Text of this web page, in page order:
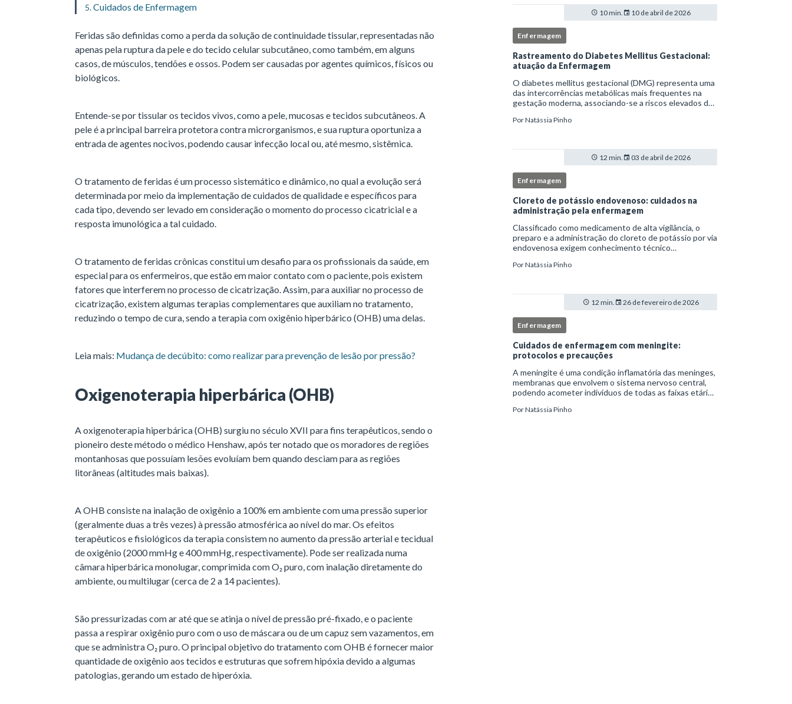
Cuidados de Enfermagem
Feridas são definidas como a perda da solução de continuidade tissular, representadas não
apenas pela ruptura da pele e do tecido celular subcutâneo, como também, em alguns
casos, de músculos, tendões e ossos. Podem ser causadas por agentes químicos, físicos ou
biológicos.
Entende-se por tissular os tecidos vivos, como a pele, mucosas e tecidos subcutâneos. A
pele é a principal barreira protetora contra microrganismos, e sua ruptura oportuniza a
entrada de agentes nocivos, podendo causar infecção local ou, até mesmo, sistêmica.
O tratamento de feridas é um processo sistemático e dinâmico, no qual a evolução será
determinada por meio da implementação de cuidados de qualidade e específicos para
cada tipo, devendo ser levado em consideração o momento do processo cicatricial e a
resposta imunológica a tal cuidado.
O tratamento de feridas crônicas constitui um desafio para os profissionais da saúde, em
especial para os enfermeiros, que estão em maior contato com o paciente, pois existem
fatores que interferem no processo de cicatrização. Assim, para auxiliar no processo de
cicatrização, existem algumas terapias complementares que auxiliam no tratamento,
reduzindo o tempo de cura, sendo a terapia com oxigênio hiperbárico (OHB) uma delas.
Leia mais: Mudança de decúbito: como realizar para prevenção de lesão por pressão?
Oxigenoterapia hiperbárica (OHB)
A oxigenoterapia hiperbárica (OHB) surgiu no século XVII para fins terapêuticos, sendo o
pioneiro deste método o médico Henshaw, após ter notado que os moradores de regiões
montanhosas que possuíam lesões evoluíam bem quando desciam para as regiões
litorâneas (altitudes mais baixas).
A OHB consiste na inalação de oxigênio a 100% em ambiente com uma pressão superior
(geralmente duas a três vezes) à pressão atmosférica ao nível do mar. Os efeitos
terapêuticos e fisiológicos da terapia consistem no aumento da pressão arterial e tecidual
de oxigênio (2000 mmHg e 400 mmHg, respectivamente). Pode ser realizada numa
câmara hiperbárica monolugar, comprimida com O₂ puro, com inalação diretamente do
ambiente, ou multilugar (cerca de 2 a 14 pacientes).
São pressurizadas com ar até que se atinja o nível de pressão pré-fixado, e o paciente
passa a respirar oxigênio puro com o uso de máscara ou de um capuz sem vazamentos, em
que se administra O₂ puro. O principal objetivo do tratamento com OHB é fornecer maior
quantidade de oxigênio aos tecidos e estruturas que sofrem hipóxia devido a algumas
patologias, gerando um estado de hiperóxia.
10 min. 10 de abril de 2026
Enfermagem
Rastreamento do Diabetes Mellitus Gestacional:
atuação da Enfermagem
O diabetes mellitus gestacional (DMG) representa uma
das intercorrências metabólicas mais frequentes na
gestação moderna, associando-se a riscos elevados de
identificado precocemente.Neste cenário, o enferm
PorNatássia Pinho
12 min. 03 de abril de 2026
Enfermagem
Cloreto de potássio endovenoso: cuidados na
administração pela enfermagem
Classificado como medicamento de alta vigilância, o
preparo e a administração do cloreto de potássio por via
endovenosa exigem conhecimento técnico
institucionais e atuação criteriosa da equipe de
PorNatássia Pinho
12 min. 26 de fevereiro de 2026
Enfermagem
Cuidados de enfermagem com meningite:
protocolos e precauções
A meningite é uma condição inflamatória das meninges,
membranas que envolvem o sistema nervoso central,
podendo acometer indivíduos de todas as faixas etárias
autolimitados até situações de extrem
PorNatássia Pinho